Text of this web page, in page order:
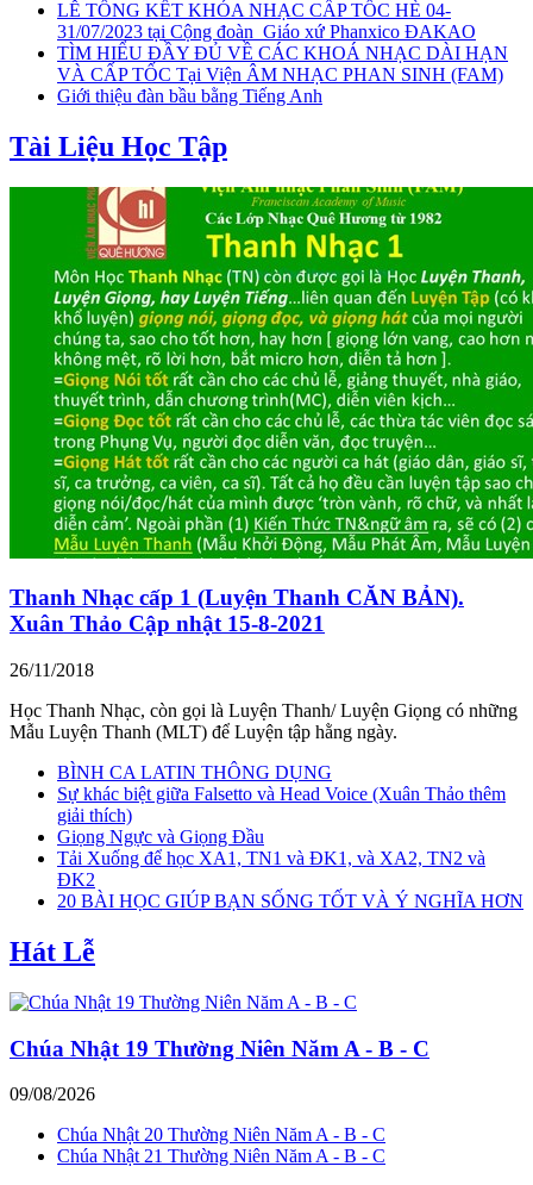
LỄ TỔNG KẾT KHÓA NHẠC CẤP TỐC HÈ 04-
31/07/2023 tại Cộng đoàn_Giáo xứ Phanxico ĐAKAO
TÌM HIỂU ĐẦY ĐỦ VỀ CÁC KHOÁ NHẠC DÀI HẠN
VÀ CẤP TỐC Tại Viện ÂM NHẠC PHAN SINH (FAM)
Giới thiệu đàn bầu bằng Tiếng Anh
Tài Liệu Học Tập
Thanh Nhạc cấp 1 (Luyện Thanh CĂN BẢN).
Xuân Thảo Cập nhật 15-8-2021
26/11/2018
Học Thanh Nhạc, còn gọi là Luyện Thanh/ Luyện Giọng có những
Mẫu Luyện Thanh (MLT) để Luyện tập hằng ngày.
BÌNH CA LATIN THÔNG DỤNG
Sự khác biệt giữa Falsetto và Head Voice (Xuân Thảo thêm
giải thích)
Giọng Ngực và Giọng Đầu
Tải Xuống để học XA1, TN1 và ĐK1, và XA2, TN2 và
ĐK2
20 BÀI HỌC GIÚP BẠN SỐNG TỐT VÀ Ý NGHĨA HƠN
Hát Lễ
Chúa Nhật 19 Thường Niên Năm A - B - C
09/08/2026
Chúa Nhật 20 Thường Niên Năm A - B - C
Chúa Nhật 21 Thường Niên Năm A - B - C